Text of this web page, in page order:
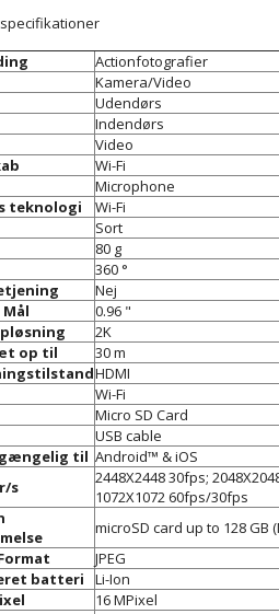
Actionfotografier
Kamera/Video
Udendørs
Indendørs
Video
Wi-Fi
Microphone
teknologi
Wi-Fi
Sort
80 g
360 °
Nej
0.96 "
2K
op til
30 m
HDMI
Wi-Fi
Micro SD Card
USB cable
til Android™ & iOS
s
2448X2448 30fps;
1072X1072 60fps/30fps
microSD card up to 128 GB
JPEG
batteri
Li-Ion
16 MPixel